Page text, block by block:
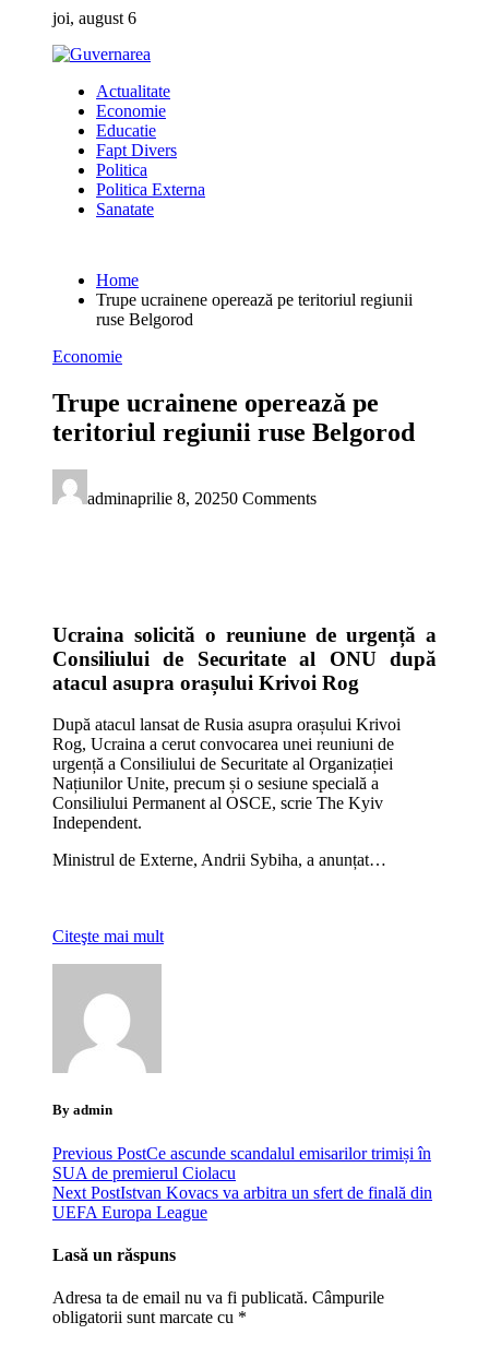
content
joi, august 6
Actualitate
Economie
Educatie
Fapt Divers
Politica
Politica Externa
Sanatate
Home
Trupe ucrainene operează pe teritoriul regiunii
ruse Belgorod
Economie
Trupe ucrainene operează pe
teritoriul regiunii ruse Belgorod
adminaprilie 8, 20250 Comments
Ucraina solicită o reuniune de urgență a
Consiliului de Securitate al ONU după
atacul asupra orașului Krivoi Rog
După atacul lansat de Rusia asupra orașului Krivoi
Rog, Ucraina a cerut convocarea unei reuniuni de
urgență a Consiliului de Securitate al Organizației
Națiunilor Unite, precum și o sesiune specială a
Consiliului Permanent al OSCE, scrie The Kyiv
Independent.
Ministrul de Externe, Andrii Sybiha, a anunțat…
Citeşte mai mult
By admin
Previous PostCe ascunde scandalul emisarilor trimiși în
SUA de premierul Ciolacu
Next PostIstvan Kovacs va arbitra un sfert de finală din
UEFA Europa League
Lasă un răspuns
Adresa ta de email nu va fi publicată. Câmpurile
obligatorii sunt marcate cu *